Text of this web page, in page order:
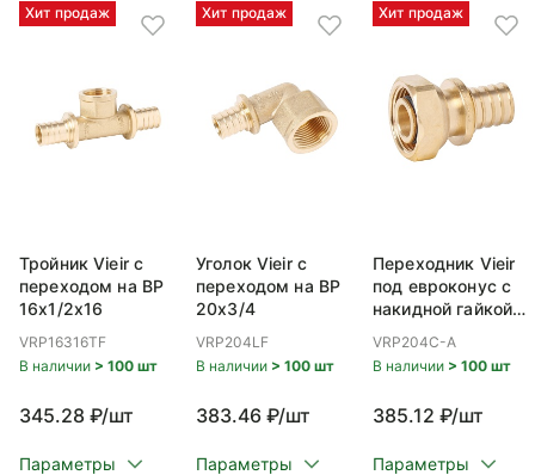
Хит продаж
Тройник Vieir с
переходом на ВР
16x1/2x16
VRP16316TF
В наличии > 100 шт
345.28 ₽/шт
Параметры
Хит продаж
Уголок Vieir с
переходом на ВР
20x3/4
VRP204LF
В наличии > 100 шт
383.46 ₽/шт
Параметры
Хит продаж
Переходник Vieir
под евроконус с
накидной гайкой
VRP204C-A
В наличии > 100 шт
385.12 ₽/шт
Параметры